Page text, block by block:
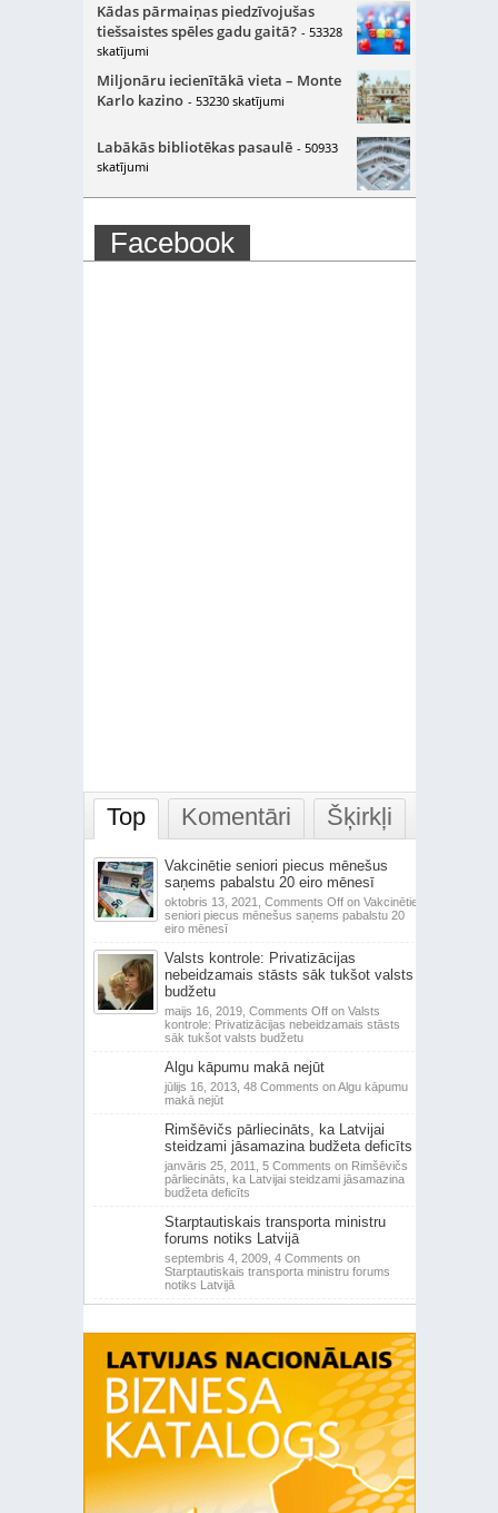
Kādas pārmaiņas piedzīvojušas
tiešsaistes spēles gadu gaitā? - 53328
skatījumi
Miljonāru iecienītākā vieta – Monte
Karlo kazino - 53230 skatījumi
Labākās bibliotēkas pasaulē - 50933
skatījumi
Facebook
Top Komentāri Šķirkļi
Vakcinētie seniori piecus mēnešus
saņems pabalstu 20 eiro mēnesī
oktobris 13, 2021, Comments Offon Vakcinētie
seniori piecus mēnešus saņems pabalstu 20
eiro mēnesī
Valsts kontrole: Privatizācijas
nebeidzamais stāsts sāk tukšot valsts
budžetu
maijs 16, 2019, Comments Offon Valsts
kontrole: Privatizācijas nebeidzamais stāsts
sāk tukšot valsts budžetu
Algu kāpumu makā nejūt
jūlijs 16, 2013, 48 Comments on Algu kāpumu
makā nejūt
Rimšēvičs pārliecināts, ka Latvijai
steidzami jāsamazina budžeta deficīts
janvāris 25, 2011, 5 Comments on Rimšēvičs
pārliecināts, ka Latvijai steidzami jāsamazina
budžeta deficīts
Starptautiskais transporta ministru
forums notiks Latvijā
septembris 4, 2009, 4 Comments on
Starptautiskais transporta ministru forums
notiks Latvijā